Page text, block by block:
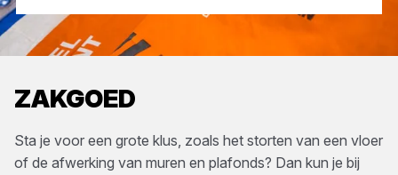
ZAKGOED
Sta je voor een grote klus, zoals het storten van een vloer
of de afwerking van muren en plafonds? Dan kun je bij